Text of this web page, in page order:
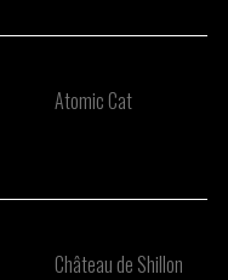
Atomic Cat
Château de Shillon